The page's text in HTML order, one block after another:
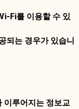
Fi를 이용할 수 있
되는 경우가 있습니
이루어지는 정보교